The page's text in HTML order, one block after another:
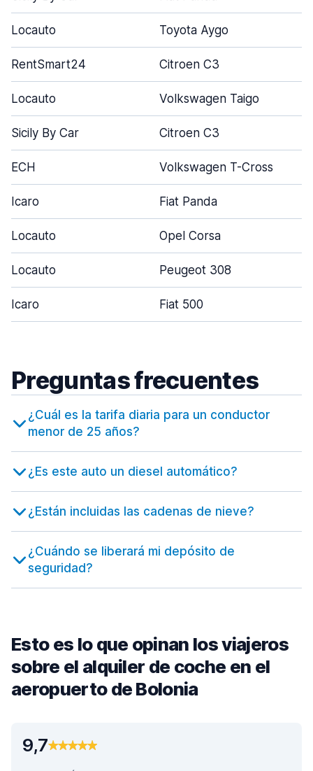
Locauto Toyota Aygo
RentSmart24 Citroen C3
Locauto Volkswagen Taigo
Sicily By Car Citroen C3
ECH Volkswagen T-Cross
Icaro Fiat Panda
Locauto Opel Corsa
Locauto Peugeot 308
Icaro Fiat 500
Preguntas frecuentes
¿Cuál es la tarifa diaria para un conductor
menor de 25 años?
¿Es este auto un diesel automático?
¿Están incluidas las cadenas de nieve?
¿Cuándo se liberará mi depósito de
seguridad?
Esto es lo que opinan los viajeros
sobre el alquiler de coche en el
aeropuerto de Bolonia
9,7